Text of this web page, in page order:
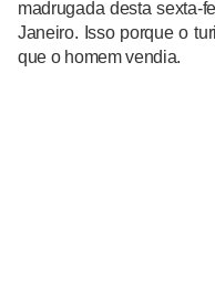
madrugada desta sexta-
Janeiro. Isso porque o
que o homem vendia.